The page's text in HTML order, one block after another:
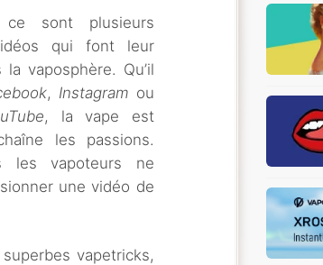
ce sont plusieurs
qui font leur
vaposphère. Qu’il
, Instagram ou
, la vape est
les passions.
les vapoteurs ne
une vidéo de
vapetricks,